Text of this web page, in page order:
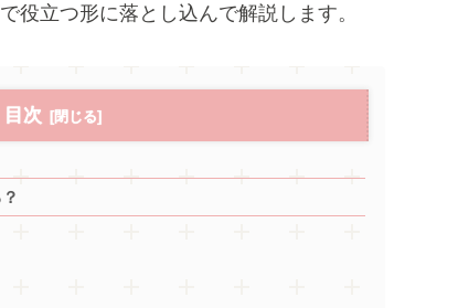
役立つ形に落とし込んで解説します。
目次